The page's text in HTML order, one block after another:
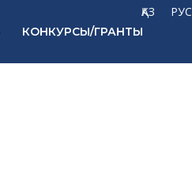
ҚАЗ РУС
КОНКУРСЫ/ГРАНТЫ